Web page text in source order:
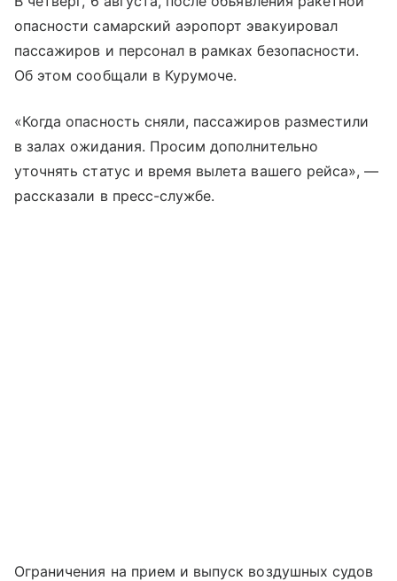
опасности самарский аэропорт эвакуировал
пассажиров и персонал в рамках безопасности.
Об этом сообщали в Курумоче.
«Когда опасность сняли, пассажиров разместили
в залах ожидания. Просим дополнительно
уточнять статус и время вылета вашего рейса», —
рассказали в пресс-службе.
Ограничения на прием и выпуск воздушных судов